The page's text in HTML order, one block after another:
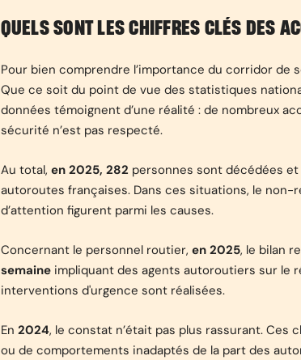
QUELS SONT LES CHIFFRES CLÉS DES
Pour bien comprendre l’importance du corridor de
Que ce soit du point de vue des statistiques
données témoignent d’une réalité : de nombreux
sécurité n’est pas respecté.
Au total, en 2025, 282 personnes sont décédées et
autoroutes françaises. Dans ces situations, le
d’attention figurent parmi les causes.
Concernant le personnel routier, en 2025, le bilan
semaineimpliquant des agents autoroutiers sur le
interventions d'urgence sont réalisées.
En 2024, le constat n’était pas plus rassurant. Ces
ou de comportements inadaptés de la part des